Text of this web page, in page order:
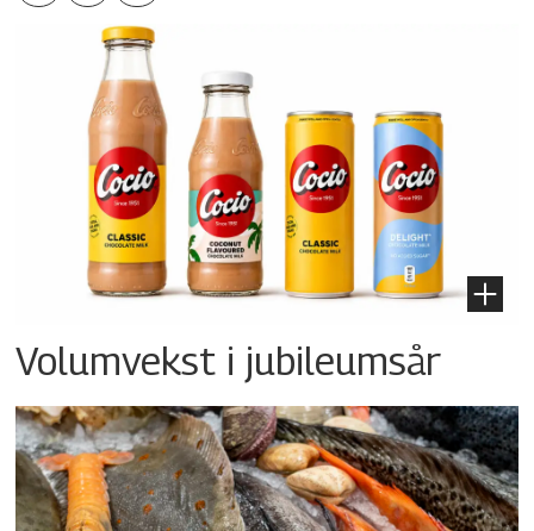
Volumvekst i jubileumsår